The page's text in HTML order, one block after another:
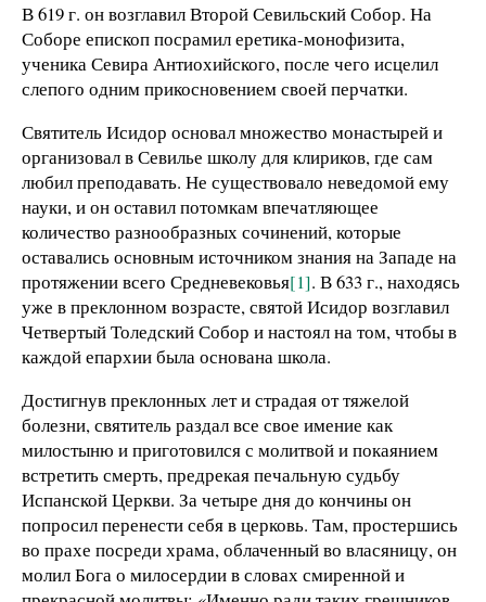
В 619 г. он возглавил Второй Севильский Собор. На
Соборе епископ посрамил еретика-монофизита,
ученика Севира Антиохийского, после чего исцелил
слепого одним прикосновением своей перчатки.
Святитель Исидор основал множество монастырей и
организовал в Севилье школу для клириков, где сам
любил преподавать. Не существовало неведомой ему
науки, и он оставил потомкам впечатляющее
количество разнообразных сочинений, которые
оставались основным источником знания на Западе на
протяжении всего Средневековья[1]. В 633 г., находясь
уже в преклонном возрасте, святой Исидор возглавил
Четвертый Толедский Собор и настоял на том, чтобы в
каждой епархии была основана школа.
Достигнув преклонных лет и страдая от тяжелой
болезни, святитель раздал все свое имение как
милостыню и приготовился с молитвой и покаянием
встретить смерть, предрекая печальную судьбу
Испанской Церкви. За четыре дня до кончины он
попросил перенести себя в церковь. Там, простершись
во прахе посреди храма, облаченный во власяницу, он
молил Бога о милосердии в словах смиренной и